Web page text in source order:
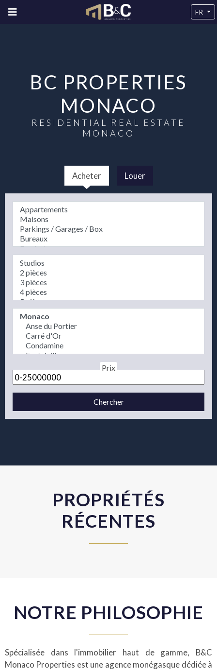
FR
BC PROPERTIES
MONACO
RESIDENTIAL REAL ESTATE
MONACO
Acheter Louer
Prix
Chercher
PROPRIÉTÉS
RÉCENTES
NOTRE PHILOSOPHIE
Spécialisée dans l'immobilier haut de gamme, B&C
Monaco Properties est une agence monégasque dédiée à